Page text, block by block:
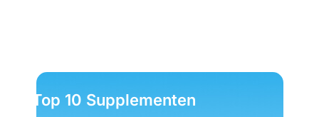
Top 10 Supplementen